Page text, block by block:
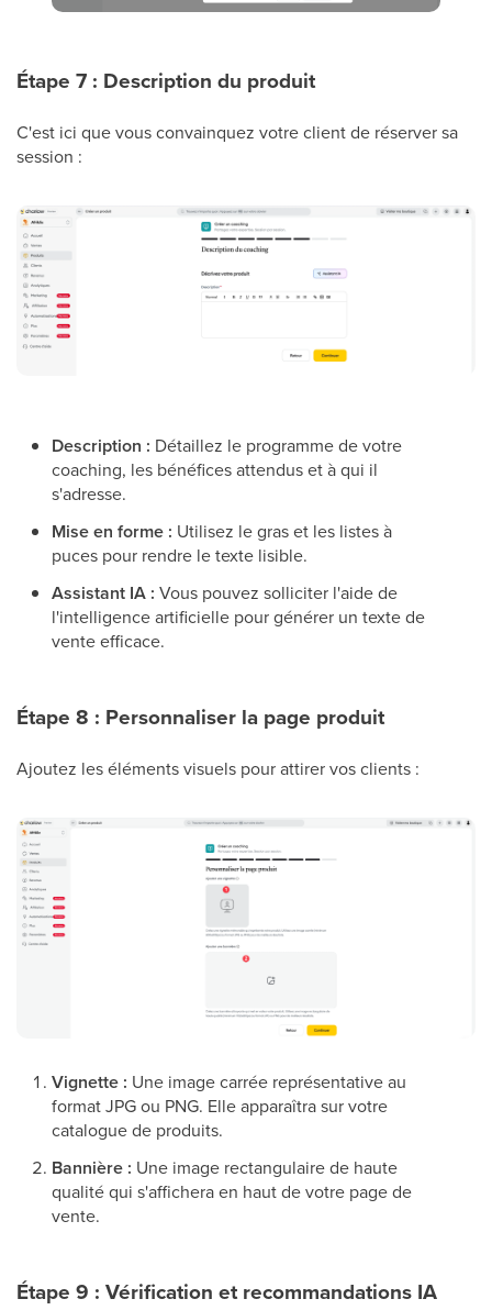
Étape 7 : Description du produit
C'est ici que vous convainquez votre client de réserver sa
session :
Description : Détaillez le programme de votre
coaching, les bénéfices attendus et à qui il
s'adresse.
Mise en forme : Utilisez le gras et les listes à
puces pour rendre le texte lisible.
Assistant IA : Vous pouvez solliciter l'aide de
l'intelligence artificielle pour générer un texte de
vente efficace.
Étape 8 : Personnaliser la page produit
Ajoutez les éléments visuels pour attirer vos clients :
Vignette : Une image carrée représentative au
format JPG ou PNG. Elle apparaîtra sur votre
catalogue de produits.
Bannière : Une image rectangulaire de haute
qualité qui s'affichera en haut de votre page de
vente.
Étape 9 : Vérification et recommandations IA